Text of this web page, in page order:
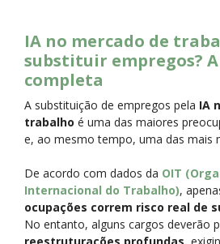
IA no mercado de
substituir empregos?
completa
A substituição de empregos pela IA
trabalho é uma das maiores
e, ao mesmo tempo, uma das mais
De acordo com dados da OIT
Internacional do Trabalho),
ocupações correm risco real de
No entanto, alguns cargos deverão
reestruturações profundas,